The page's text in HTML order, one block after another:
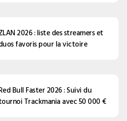
2026 : liste des streamers et
favoris pour la victoire
Bull Faster 2026 : Suivi du
Trackmania avec 50 000 €